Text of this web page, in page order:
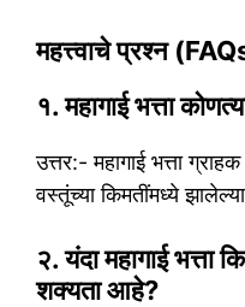
महत्त्वाचे प्रश्न
१. महागाई भत्ता
उत्तर:- महागाई भत्ता
वस्तूंच्या किमतींमध्ये
२. यंदा महागाई भत्ता
शक्यता आहे?